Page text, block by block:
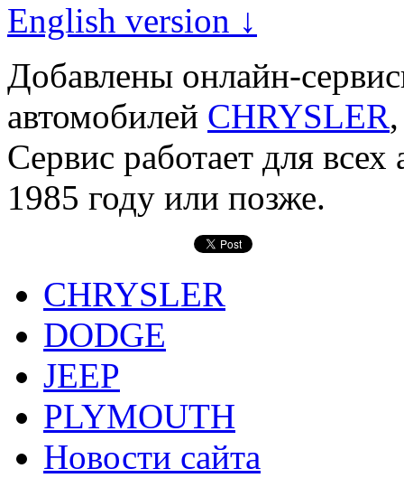
English version ↓
Добавлены онлайн-
автомобилей CHRYSLER
Сервис работает для
1985 году или позже.
CHRYSLER
DODGE
JEEP
PLYMOUTH
Новости сайта